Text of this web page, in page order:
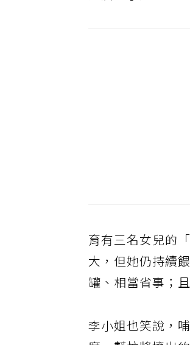
育有三名女兒的
大，但她仍持續
罐、相當省事；
李小姐也笑說，